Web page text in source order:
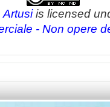
Artusiis licensed
- Non opere